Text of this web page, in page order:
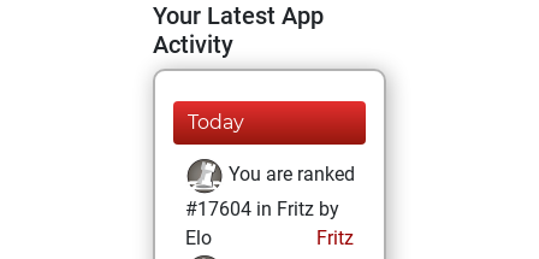
Your Latest App
Activity
Today
You are ranked
#17604 in Fritz by
Elo
Fritz